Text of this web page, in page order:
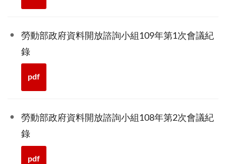
勞動部政府資料開放諮詢小組109年第1次會議紀
錄
pdf
勞動部政府資料開放諮詢小組108年第2次會議紀
錄
pdf